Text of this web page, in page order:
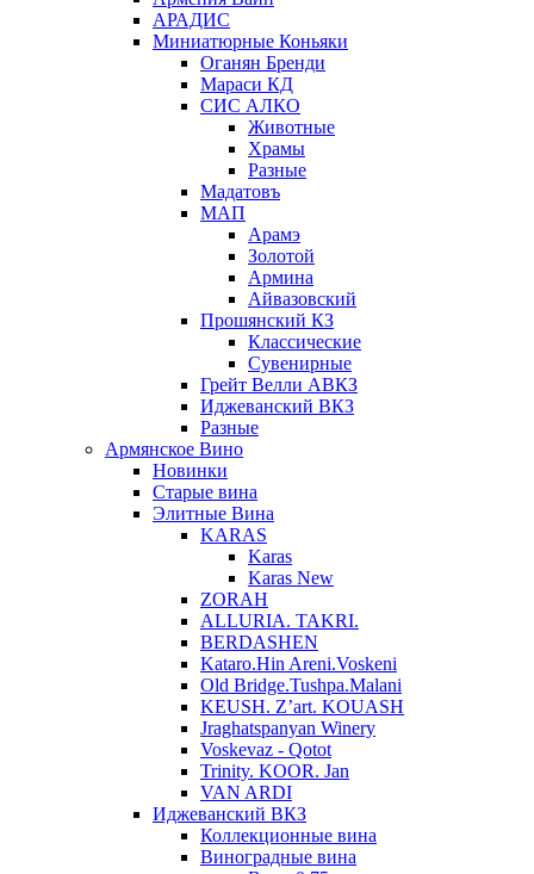
АРАДИС
Миниатюрные Коньяки
Оганян Бренди
Мараси КД
СИС АЛКО
Животные
Храмы
Разные
Мадатовъ
МАП
Арамэ
Золотой
Армина
Айвазовский
Прошянский КЗ
Классические
Сувенирные
Грейт Велли АВКЗ
Иджеванский ВКЗ
Разные
Армянское Вино
Новинки
Старые вина
Элитные Вина
KARAS
Karas
Karas New
ZORAH
ALLURIA. TAKRI.
BERDASHEN
Kataro.Hin Areni.Voskeni
Old Bridge.Tushpa.Malani
KEUSH. Z’art. KOUASH
Jraghatspanyan Winery
Voskevaz - Qotot
Trinity. KOOR. Jan
VAN ARDI
Иджеванский ВКЗ
Коллекционные вина
Виноградные вина